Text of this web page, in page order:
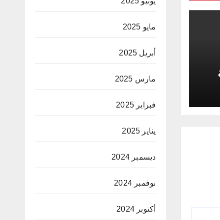
مايو 2025
أبريل 2025
مارس 2025
فبراير 2025
يناير 2025
ديسمبر 2024
نوفمبر 2024
أكتوبر 2024